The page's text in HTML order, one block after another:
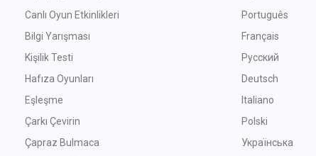
Canlı Oyun Etkinlikleri
Bilgi Yarışması
Kişilik Testi
Hafıza Oyunları
Eşleşme
Çarkı Çevirin
Çapraz Bulmaca
Português
Français
Русский
Deutsch
Italiano
Polski
Українська